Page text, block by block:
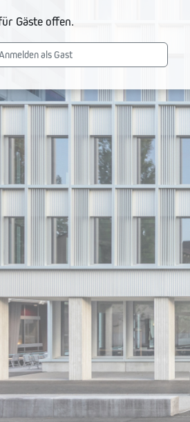
Gäste offen.
als Gast